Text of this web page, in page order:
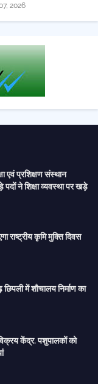
2026
एवं प्रशिक्षण संस्थान
पदों ने शिक्षा व्यवस्था पर खड़े
राष्ट्रीय कृमि मुक्ति दिवस
में शौचालय निर्माण का
केंद्र, पशुपालकों को